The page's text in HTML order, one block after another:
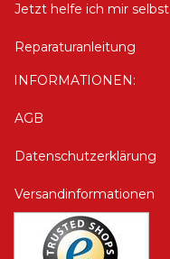
Jetzt helfe ich mir selbst
Reparaturanleitung
INFORMATIONEN:
AGB
Datenschutzerklärung
Versandinformationen